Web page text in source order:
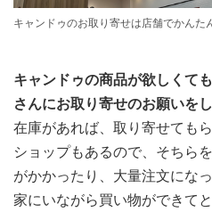
キャンドゥのお取り寄せは店舗でかんた
キャンドゥの商品が欲しくて
さんにお取り寄せのお願いを
在庫があれば、取り寄せても
ショップもあるので、そちら
がかかったり、大量注文にな
家にいながら買い物ができて